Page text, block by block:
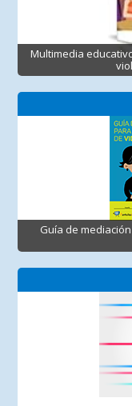
Multimedia
Guía de